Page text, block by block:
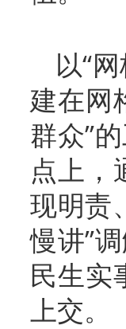
以“
建在网
群众”
点上，
现明责
慢讲”
民生实
上交。